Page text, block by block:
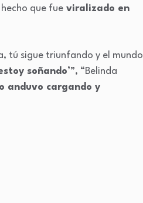
hecho que fue viralizado en
tú sigue triunfando y el mundo
soñando’”, “Belinda
anduvo cargando y